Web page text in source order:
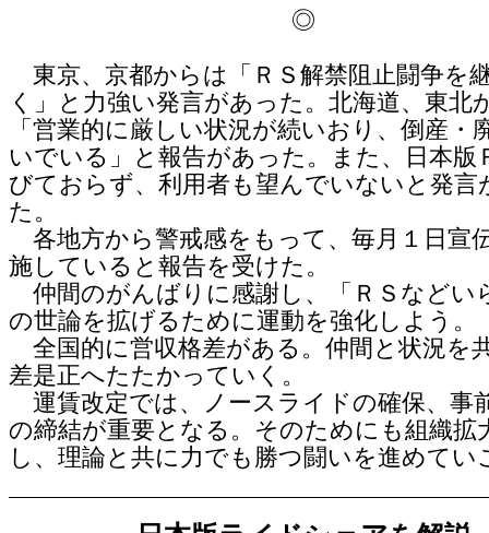
◎
東京、京都からは「ＲＳ解禁阻止闘争を
く」と力強い発言があった。北海道、東北
「営業的に厳しい状況が続いおり、倒産・
いでいる」と報告があった。また、日本版
びておらず、利用者も望んでいないと発言
た。
各地方から警戒感をもって、毎月１日宣
施していると報告を受けた。
仲間のがんばりに感謝し、「ＲＳなどい
の世論を拡げるために運動を強化しよう。
全国的に営収格差がある。仲間と状況を
差是正へたたかっていく。
運賃改定では、ノースライドの確保、事
の締結が重要となる。そのためにも組織拡
し、理論と共に力でも勝つ闘いを進めてい